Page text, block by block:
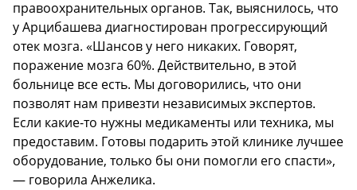
правоохранительных органов. Так, выяснилось, что
у Арцибашева диагностирован прогрессирующий
отек мозга. «Шансов у него никаких. Говорят,
поражение мозга 60%. Действительно, в этой
больнице все есть. Мы договорились, что они
позволят нам привезти независимых экспертов.
Если какие-то нужны медикаменты или техника, мы
предоставим. Готовы подарить этой клинике лучшее
оборудование, только бы они помогли его спасти»,
— говорила Анжелика.